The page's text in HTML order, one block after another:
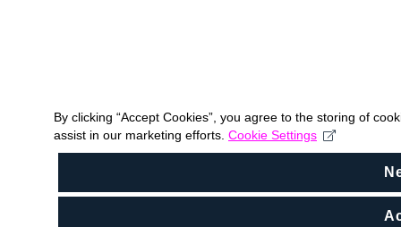
By clicking “Accept Cookies”, you agree to the storing of
assist in our marketing efforts. Cookie Settings